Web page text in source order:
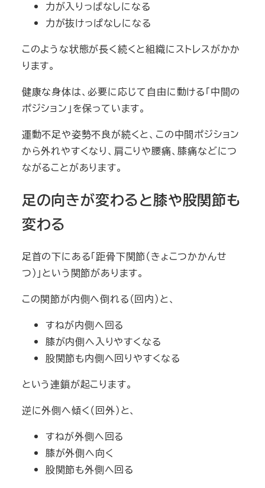
力が入りっぱなしになる
力が抜けっぱなしになる
このような状態が長く続くと組織にストレスがかか
ります。
健康な身体は、必要に応じて自由に動ける「中間の
ポジション」を保っています。
運動不足や姿勢不良が続くと、この中間ポジション
から外れやすくなり、肩こりや腰痛、膝痛などにつ
ながることがあります。
足の向きが変わると膝や股関節も
変わる
足首の下にある「距骨下関節（きょこつかかんせ
つ）」という関節があります。
この関節が内側へ倒れる（回内）と、
すねが内側へ回る
膝が内側へ入りやすくなる
股関節も内側へ回りやすくなる
という連鎖が起こります。
逆に外側へ傾く（回外）と、
すねが外側へ回る
膝が外側へ向く
股関節も外側へ回る